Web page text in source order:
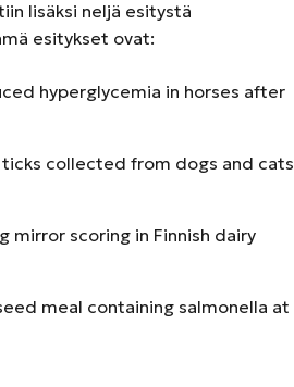
lisäksi neljä esitystä
esitykset ovat:
hyperglycemia in horses after
collected from dogs and cats
mirror scoring in Finnish dairy
meal containing salmonella at